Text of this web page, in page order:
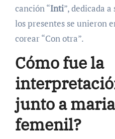
canción “Inti”, dedicada
los presentes se unieron
corear “Con otra”.
Cómo fue la
junto a
femenil?